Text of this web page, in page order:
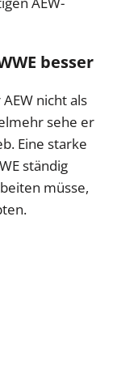
besser
nicht als
sehe er
Eine starke
ständig
müsse,